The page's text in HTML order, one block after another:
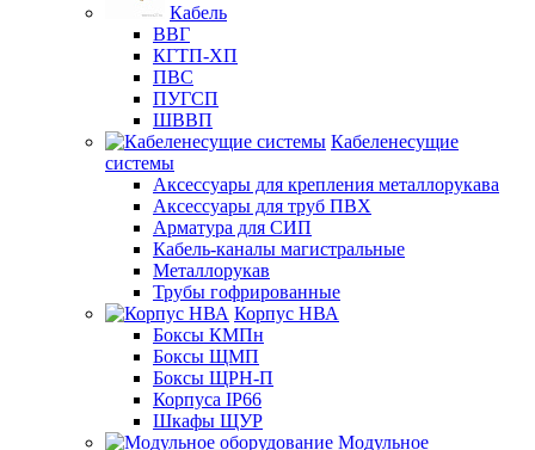
Кабель
ВВГ
КГТП-ХП
ПВС
ПУГСП
ШВВП
Кабеленесущие
системы
Аксессуары для крепления металлорукава
Аксессуары для труб ПВХ
Арматура для СИП
Кабель-каналы магистральные
Металлорукав
Трубы гофрированные
Корпус НВА
Боксы КМПн
Боксы ЩМП
Боксы ЩРН-П
Корпуса IP66
Шкафы ЩУР
Модульное